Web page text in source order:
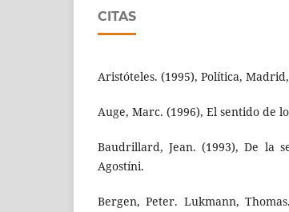
CITAS
Aristóteles. (1995), Política,
Auge, Marc. (1996), El sentido de
Baudrillard, Jean. (1993), De la
Agostíni.
Bergen, Peter. Lukmann,